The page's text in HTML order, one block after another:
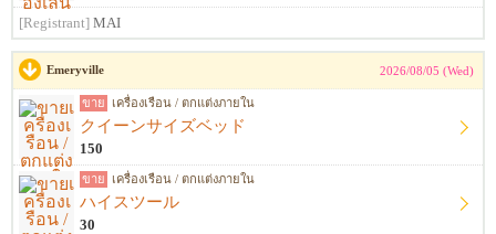
[Registrant] MAI
Emeryville 2026/08/05 (Wed)
ขาย เครื่องเรือน / ตกแต่งภายใน
クイーンサイズベッド
150
ขาย เครื่องเรือน / ตกแต่งภายใน
ハイスツール
30